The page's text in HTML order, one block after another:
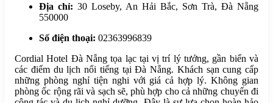
Địa chỉ: 30 Loseby, An Hải Bắc, Sơn Trà, Đà Nẵng
550000
Số điện thoại: 02363996839
Cordial Hotel Đà Nẵng tọa lạc tại vị trí lý tưởng, gần biển và
các điểm du lịch nổi tiếng tại Đà Nẵng. Khách sạn cung cấp
những phòng nghỉ tiện nghi với giá cả hợp lý. Không gian
phòng ốc rộng rãi và sạch sẽ, phù hợp cho cả những chuyến đi